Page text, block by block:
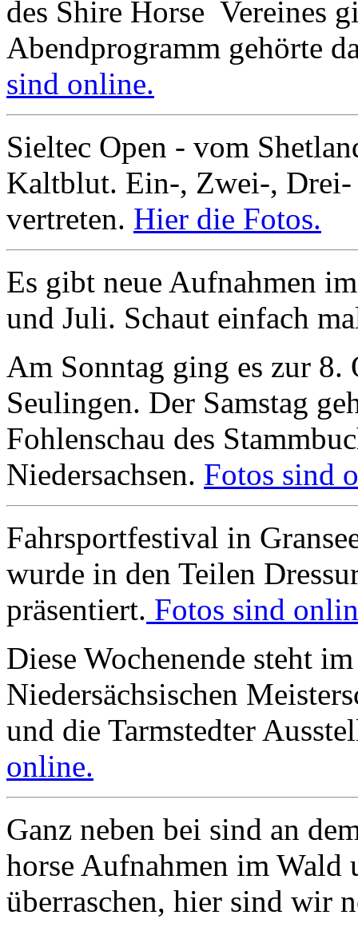
des Shire Horse Vereines
Abendprogramm gehörte
sind online.
Sieltec Open - vom
Kaltblut. Ein-, Zwei-, Drei-
vertreten. Hier die Fotos.
Es gibt neue Aufnahmen
und Juli. Schaut einfach
Am Sonntag ging es zur 8.
Seulingen. Der Samstag
Fohlenschau des
Niedersachsen. Fotos sind
Fahrsportfestival in
wurde in den Teilen
präsentiert. Fotos sind
Diese Wochenende steht
Niedersächsischen
und die Tarmstedter
online.
Ganz neben bei sind an
horse Aufnahmen im Wald
überraschen, hier sind wir